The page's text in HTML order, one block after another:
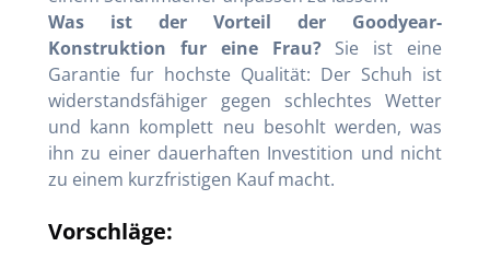
Was ist der Vorteil der Goodyear-
Konstruktion fur eine Frau?Sie ist eine
Garantie fur hochste Qualität: Der Schuh ist
widerstandsfähiger gegen schlechtes Wetter
und kann komplett neu besohlt werden, was
ihn zu einer dauerhaften Investition und nicht
zu einem kurzfristigen Kauf macht.
Vorschläge: